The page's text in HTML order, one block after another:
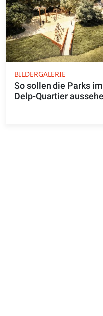
BILDERGALERIE
So sollen die Parks
Delp-Quartier